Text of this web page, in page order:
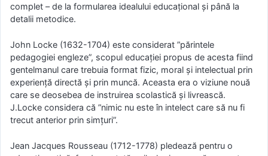
complet – de la formularea idealului educațional și până la
detalii metodice.
John Locke (1632-1704) este considerat ”părintele
pedagogiei engleze”, scopul educației propus de acesta fiind
gentelmanul care trebuia format fizic, moral și intelectual prin
experiență directă și prin muncă. Aceasta era o viziune nouă
care se deosebea de instruirea scolastică și livrească.
J.Locke considera că ”nimic nu este în intelect care să nu fi
trecut anterior prin simțuri”.
Jean Jacques Rousseau (1712-1778) pledează pentru o